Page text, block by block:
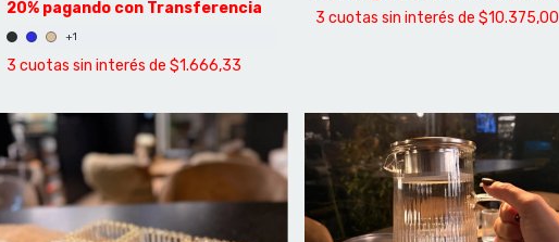
+1
3 cuotas sin interés de $1.666,33
3 cuotas sin interés de $10.375,00